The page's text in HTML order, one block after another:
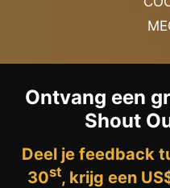
Ontvang een
Shout
Deel je feedback
30st, krijg een